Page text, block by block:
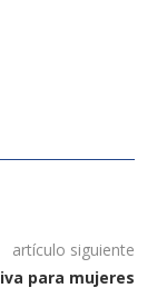
artículo siguiente
para mujeres